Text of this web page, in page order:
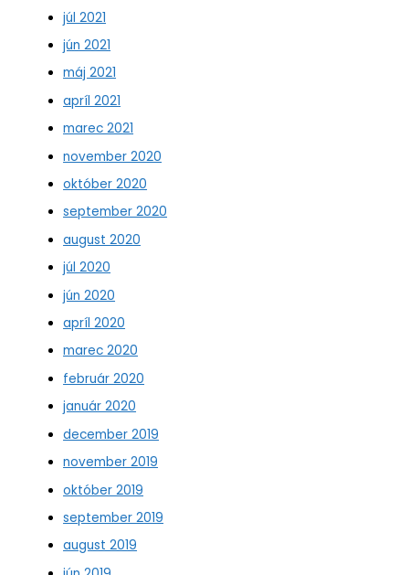
júl 2021
jún 2021
máj 2021
apríl 2021
marec 2021
november 2020
október 2020
september 2020
august 2020
júl 2020
jún 2020
apríl 2020
marec 2020
február 2020
január 2020
december 2019
november 2019
október 2019
september 2019
august 2019